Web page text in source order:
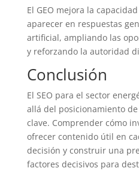
El GEO mejora la
aparecer en respuestas
artificial, ampliando las
y reforzando la autoridad
Conclusión
El SEO para el sector
allá del posicionamiento
clave. Comprender cómo
ofrecer contenido útil en
decisión y construir una
factores decisivos para